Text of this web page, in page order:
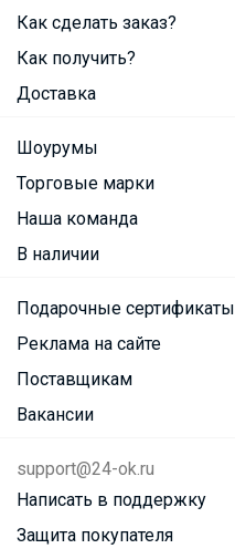
Как сделать заказ?
Как получить?
Доставка
Шоурумы
Торговые марки
Наша команда
В наличии
Подарочные сертификаты
Реклама на сайте
Поставщикам
Вакансии
support@24-ok.ru
Написать в поддержку
Защита покупателя